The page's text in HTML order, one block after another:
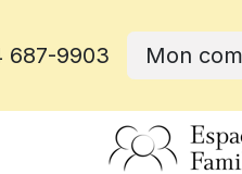
687-9903 Mon